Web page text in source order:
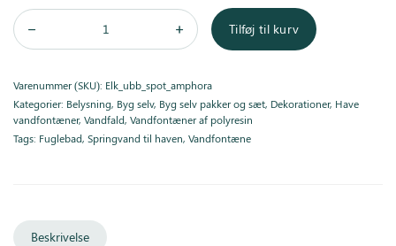
Tilføj til kurv
Varenummer (SKU): Elk_ubb_spot_amphora
Kategorier: Belysning, Byg selv, Byg selv pakker og sæt, Dekorationer, Have
vandfontæner, Vandfald, Vandfontæner af polyresin
Tags: Fuglebad, Springvand til haven, Vandfontæne
Beskrivelse